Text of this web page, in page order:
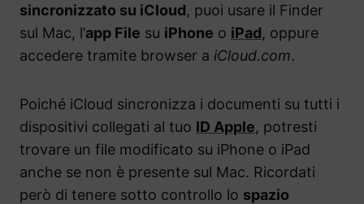
sincronizzato su iCloud, puoi usare il Finder
sul Mac, l’app File su iPhone o iPad, oppure
accedere tramite browser a iCloud.com.
Poiché iCloud sincronizza i documenti su tutti i
dispositivi collegati al tuo ID Apple, potresti
trovare un file modificato su iPhone o iPad
anche se non è presente sul Mac. Ricordati
però di tenere sotto controllo lo spazio